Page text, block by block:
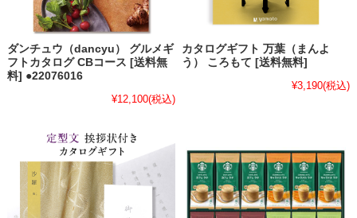
ダンチュウ（dancyu） グルメギ
フトカタログ CBコース [送料無
料] ●22076016
¥12,100(税込)
カタログギフト 万葉（まんよ
う） ころもて [送料無料]
¥3,190(税込)